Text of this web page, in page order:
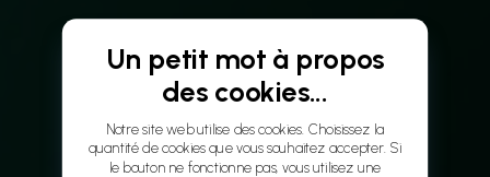
Un petit mot à propos
des cookies...
Notre site web utilise des cookies. Choisissez la
quantité de cookies que vous souhaitez accepter. Si
le bouton ne fonctionne pas, vous utilisez une